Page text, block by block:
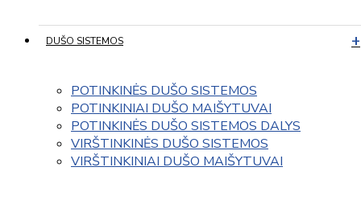
DUŠO SISTEMOS
POTINKINĖS DUŠO SISTEMOS
POTINKINIAI DUŠO MAIŠYTUVAI
POTINKINĖS DUŠO SISTEMOS DALYS
VIRŠTINKINĖS DUŠO SISTEMOS
VIRŠTINKINIAI DUŠO MAIŠYTUVAI